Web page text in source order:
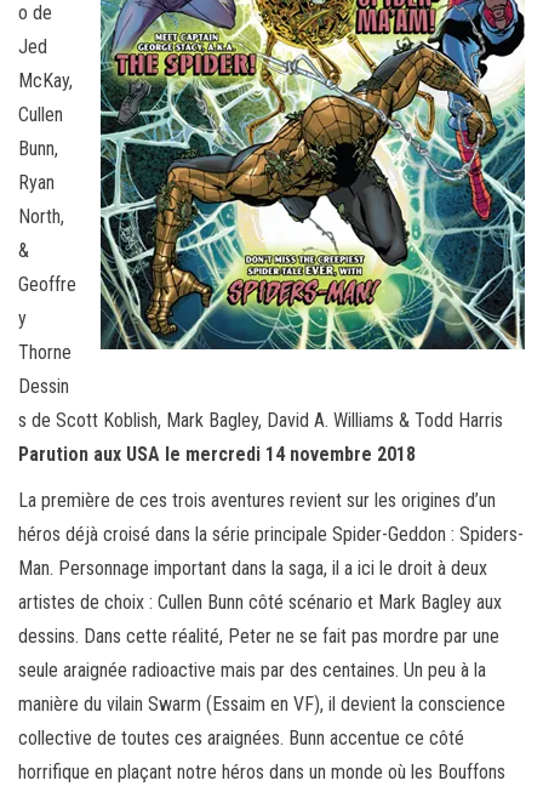
o de
Jed
McKay,
Cullen
Bunn,
Ryan
North,
&
Geoffre
y
Thorne
Dessin
s de Scott Koblish, Mark Bagley, David A. Williams & Todd Harris
Parution aux USA le mercredi 14 novembre 2018
La première de ces trois aventures revient sur les origines d’un
héros déjà croisé dans la série principale Spider-Geddon : Spiders-
Man. Personnage important dans la saga, il a ici le droit à deux
artistes de choix : Cullen Bunn côté scénario et Mark Bagley aux
dessins. Dans cette réalité, Peter ne se fait pas mordre par une
seule araignée radioactive mais par des centaines. Un peu à la
manière du vilain Swarm (Essaim en VF), il devient la conscience
collective de toutes ces araignées. Bunn accentue ce côté
horrifique en plaçant notre héros dans un monde où les Bouffons